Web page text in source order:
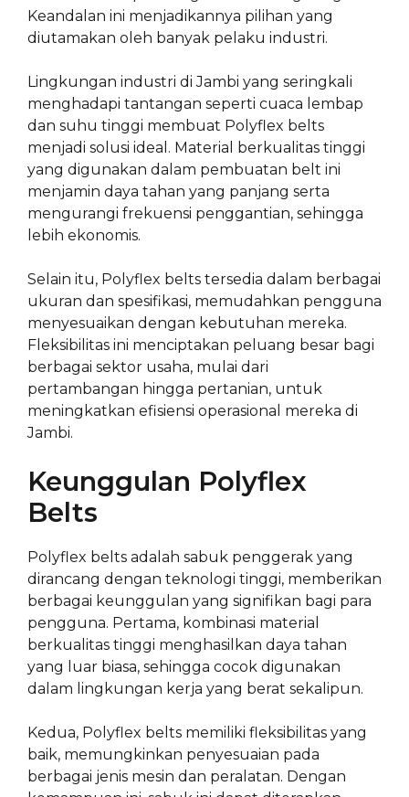
Keandalan ini menjadikannya pilihan yang
diutamakan oleh banyak pelaku industri.
Lingkungan industri di Jambi yang seringkali
menghadapi tantangan seperti cuaca lembap
dan suhu tinggi membuat Polyflex belts
menjadi solusi ideal. Material berkualitas tinggi
yang digunakan dalam pembuatan belt ini
menjamin daya tahan yang panjang serta
mengurangi frekuensi penggantian, sehingga
lebih ekonomis.
Selain itu, Polyflex belts tersedia dalam berbagai
ukuran dan spesifikasi, memudahkan pengguna
menyesuaikan dengan kebutuhan mereka.
Fleksibilitas ini menciptakan peluang besar bagi
berbagai sektor usaha, mulai dari
pertambangan hingga pertanian, untuk
meningkatkan efisiensi operasional mereka di
Jambi.
Keunggulan Polyflex
Belts
Polyflex belts adalah sabuk penggerak yang
dirancang dengan teknologi tinggi, memberikan
berbagai keunggulan yang signifikan bagi para
pengguna. Pertama, kombinasi material
berkualitas tinggi menghasilkan daya tahan
yang luar biasa, sehingga cocok digunakan
dalam lingkungan kerja yang berat sekalipun.
Kedua, Polyflex belts memiliki fleksibilitas yang
baik, memungkinkan penyesuaian pada
berbagai jenis mesin dan peralatan. Dengan